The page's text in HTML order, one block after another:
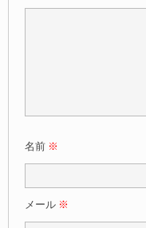
名前 ※
メール ※